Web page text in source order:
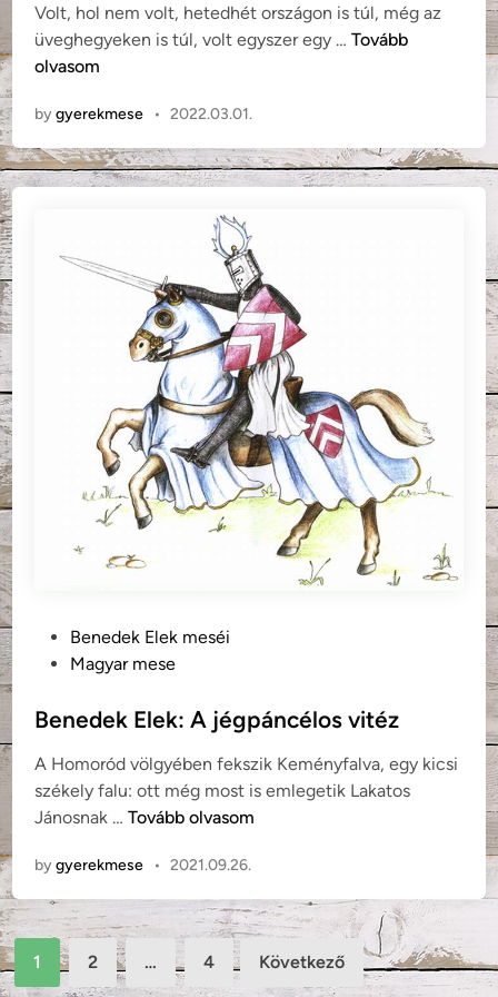
d
i
n
Volt, hol nem volt, hetedhét országon is túl, még az
üveghegyeken is túl, volt egyszer egy …B
d
e
a
r
j
ú
k
r
Tovább
olvasom
bygyerekmese • 2022.03.01.
t
d
i
n
Benedek Elek meséi
Magyar mese
Benedek Elek: A jégpáncélos vitéz
A Homoród völgyében fekszik Keményfalva, egy kicsi
székely falu: ott még most is emlegetik Lakatos
Jánosnak …B
n
e
d
Tovább olvasom
bygyerekmese • 2021.09.26.
Bejegyzések
lapozása
1 2 … 4 Következő